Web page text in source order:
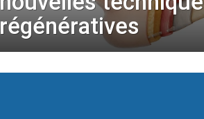
régénératives